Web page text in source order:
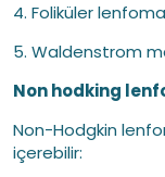
4. Foliküler lenfoma
5. Waldenstrom
Non hodking
Non-Hodgkin
içerebilir: